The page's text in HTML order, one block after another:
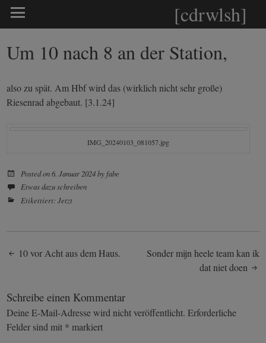
[cdrwlsh]
Um 10 nach 8 an der Station,
also zu spät. Am Hbf wird das (wirklich nicht sehr große)
Riesenrad abgebaut. [3.1.24]
IMG_20240103_081057.jpg
Posted on6. Januar 2024by fabe
Etwas dazu schreiben
Etikettiert:Jetzt
Post
navigation
10 vor Acht aus dem Haus.
Sonder mijn heele team kan ik
dat niet doen
Schreibe einen Kommentar
Deine E-Mail-Adresse wird nicht veröffentlicht. Erforderliche
Felder sind mit * markiert